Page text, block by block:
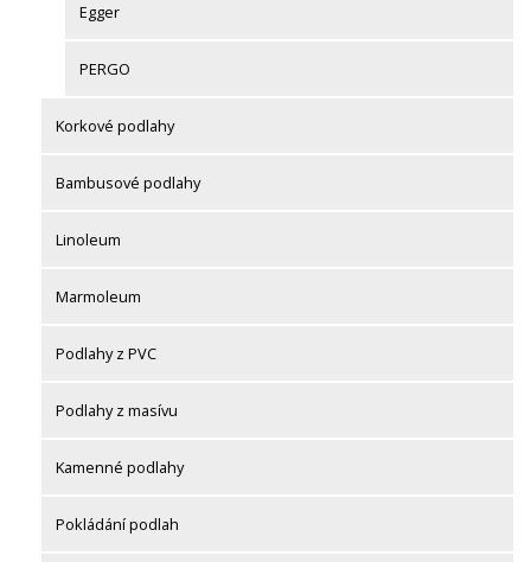
Egger
PERGO
Korkové podlahy
Bambusové podlahy
Linoleum
Marmoleum
Podlahy z PVC
Podlahy z masívu
Kamenné podlahy
Pokládání podlah